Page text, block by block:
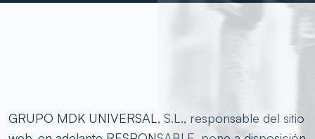
GRUPO MDK UNIVERSAL, S.L., responsable del sitio